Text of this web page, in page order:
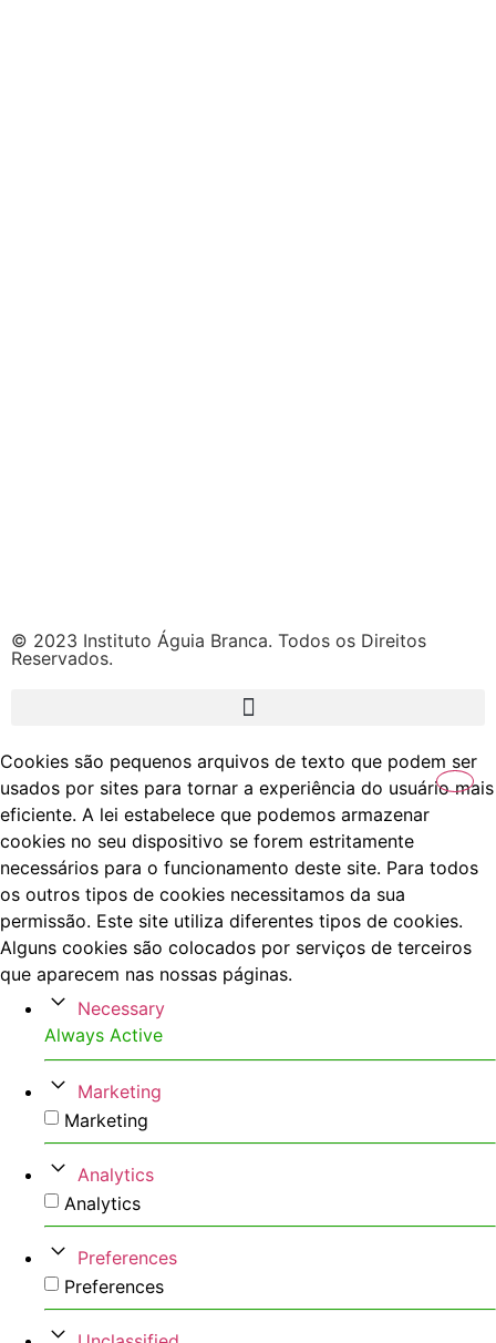
© 2023 Instituto Águia Branca. Todos os Direitos
Reservados.
Cookies são pequenos arquivos de texto que podem ser
usados por sites para tornar a experiência do usuário mais
eficiente. A lei estabelece que podemos armazenar
cookies no seu dispositivo se forem estritamente
necessários para o funcionamento deste site. Para todos
os outros tipos de cookies necessitamos da sua
permissão. Este site utiliza diferentes tipos de cookies.
Alguns cookies são colocados por serviços de terceiros
que aparecem nas nossas páginas.
Necessary
Always Active
Marketing
Marketing
Analytics
Analytics
Preferences
Preferences